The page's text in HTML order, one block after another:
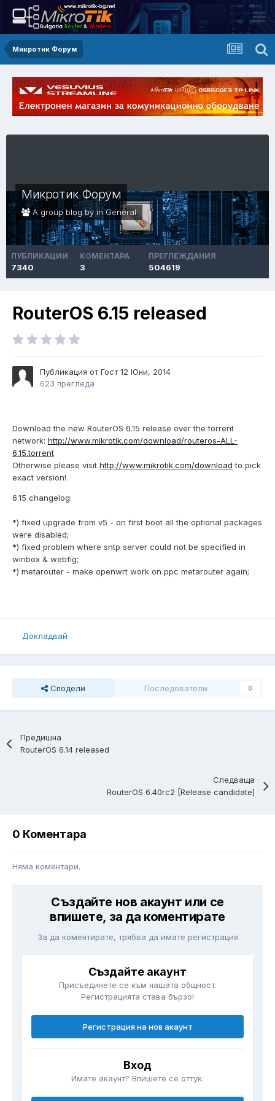
Микротик Форум
Микротик Форум
A group blog by inGeneral
ПУБЛИКАЦИИ
7340
КОМЕНТАРА
3
ПРЕГЛЕЖДАНИЯ
504619
RouterOS 6.15 released
Публикация от Гост12 Юни, 2014
623 прегледа
Download the new RouterOS 6.15 release over the torrent
network: http://www.mikrotik.com/download/routeros-ALL-
6.15.torrent
Otherwise please visit http://www.mikrotik.com/download to pick
exact version!
6.15 changelog:
*) fixed upgrade from v5 - on first boot all the optional packages
were disabled;
*) fixed problem where sntp server could not be specified in
winbox & webfig;
*) metarouter - make openwrt work on ppc metarouter again;
Докладвай
Сподели Последователи 0
Предишна
RouterOS 6.14 released
Следваща
RouterOS 6.40rc2 [Release candidate]
0 Коментара
Няма коментари.
Създайте нов акаунт или се
впишете, за да коментирате
За да коментирате, трябва да имате регистрация
Създайте акаунт
Присъединете се към нашата общност.
Регистрацията става бързо!
Регистрация на нов акаунт
Вход
Имате акаунт? Впишете се оттук.